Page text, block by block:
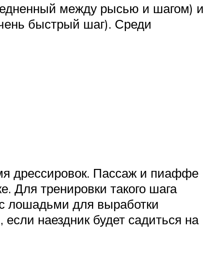
между рысью и шагом) и
быстрый шаг). Среди
дрессировок. Пассаж и пиаффе
Для тренировки такого шага
лошадьми для выработки
наездник будет садиться на